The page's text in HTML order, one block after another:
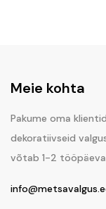
Meie kohta
Pakume oma
dekoratiivseid
võtab 1-2